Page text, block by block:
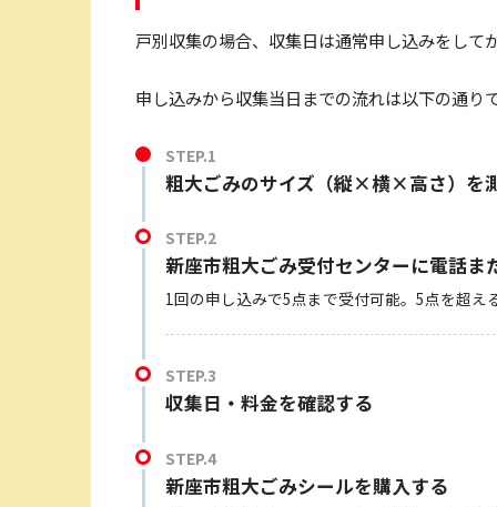
戸別収集の場合、収集日は通常申し込みをして
申し込みから収集当日までの流れは以下の通り
STEP.1
粗大ごみのサイズ（縦×横×高さ）を
STEP.2
新座市粗大ごみ受付センターに電話
1回の申し込みで5点まで受付可能。5点を超
STEP.3
収集日・料金を確認する
STEP.4
新座市粗大ごみシールを購入する